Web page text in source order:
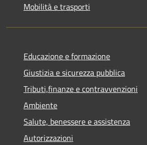
Mobilità e trasporti
Educazione e formazione
Giustizia e sicurezza pubblica
Tributi,finanze e contravvenzioni
Ambiente
Salute, benessere e assistenza
Autorizzazioni